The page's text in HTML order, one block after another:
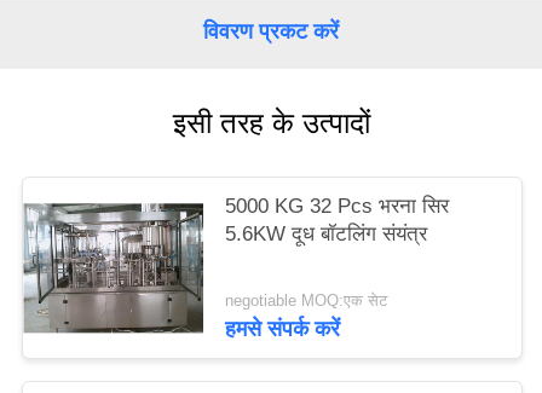
विवरण प्रकट करें
इसी तरह के उत्पादों
5000 KG 32 Pcs भरना सिर
5.6KW दूध बॉटलिंग संयंत्र
negotiable MOQ:एक सेट
हमसे संपर्क करें